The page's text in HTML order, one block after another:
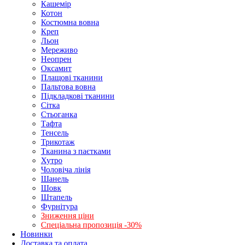
Кашемір
Котон
Костюмна вовна
Креп
Льон
Мереживо
Неопрен
Оксамит
Плащові тканини
Пальтова вовна
Підкладкові тканини
Сітка
Стьоганка
Тафта
Тенсель
Трикотаж
Тканина з паєтками
Хутро
Чоловіча лінія
Шанель
Шовк
Штапель
Фурнітура
Зниження ціни
Спеціальна пропозиція -30%
Новинки
Доставка та оплата